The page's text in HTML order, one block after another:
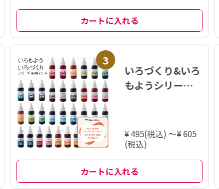
カートに入れる
3
いろづくり&いろ
もようシリーズ
¥ 495(税込) ～¥ 605
(税込)
カートに入れる